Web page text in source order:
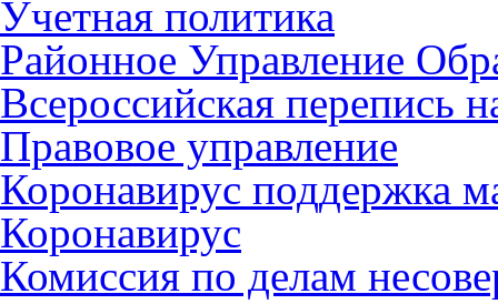
Учетная политика
Районное Управление
Всероссийская перепись
Правовое управление
Коронавирус поддержка
Коронавирус
Комиссия по делам